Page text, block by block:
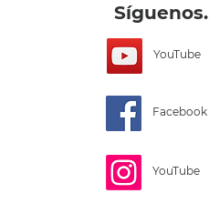
Síguenos.
YouTube
Facebook
YouTube